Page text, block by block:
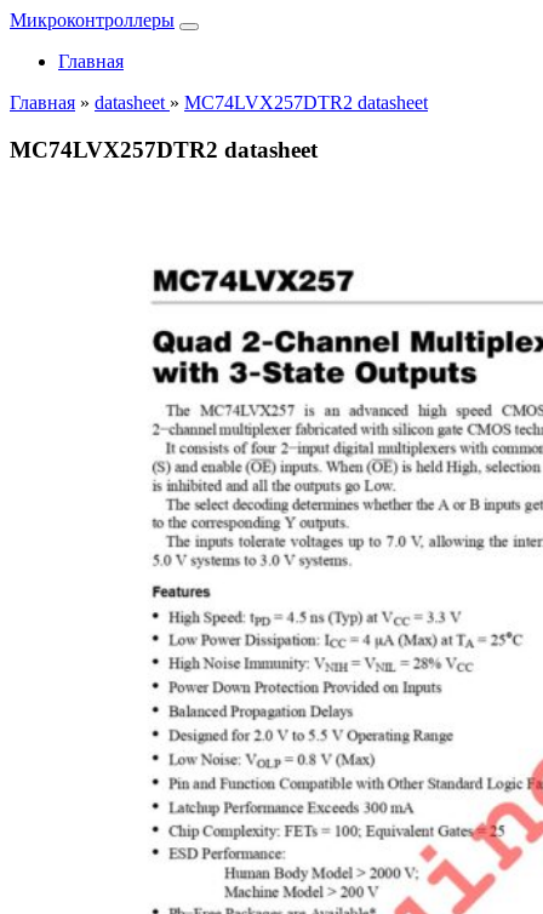
Микроконтроллеры
Главная
Главная » datasheet » MC74LVX257DTR2 datasheet
MC74LVX257DTR2 datasheet